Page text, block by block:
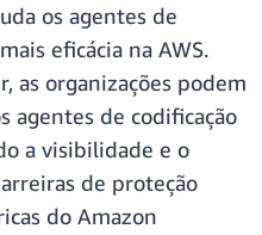
os agentes de
eficácia na AWS.
as organizações podem
agentes de codificação
a visibilidade e o
de proteção
do Amazon